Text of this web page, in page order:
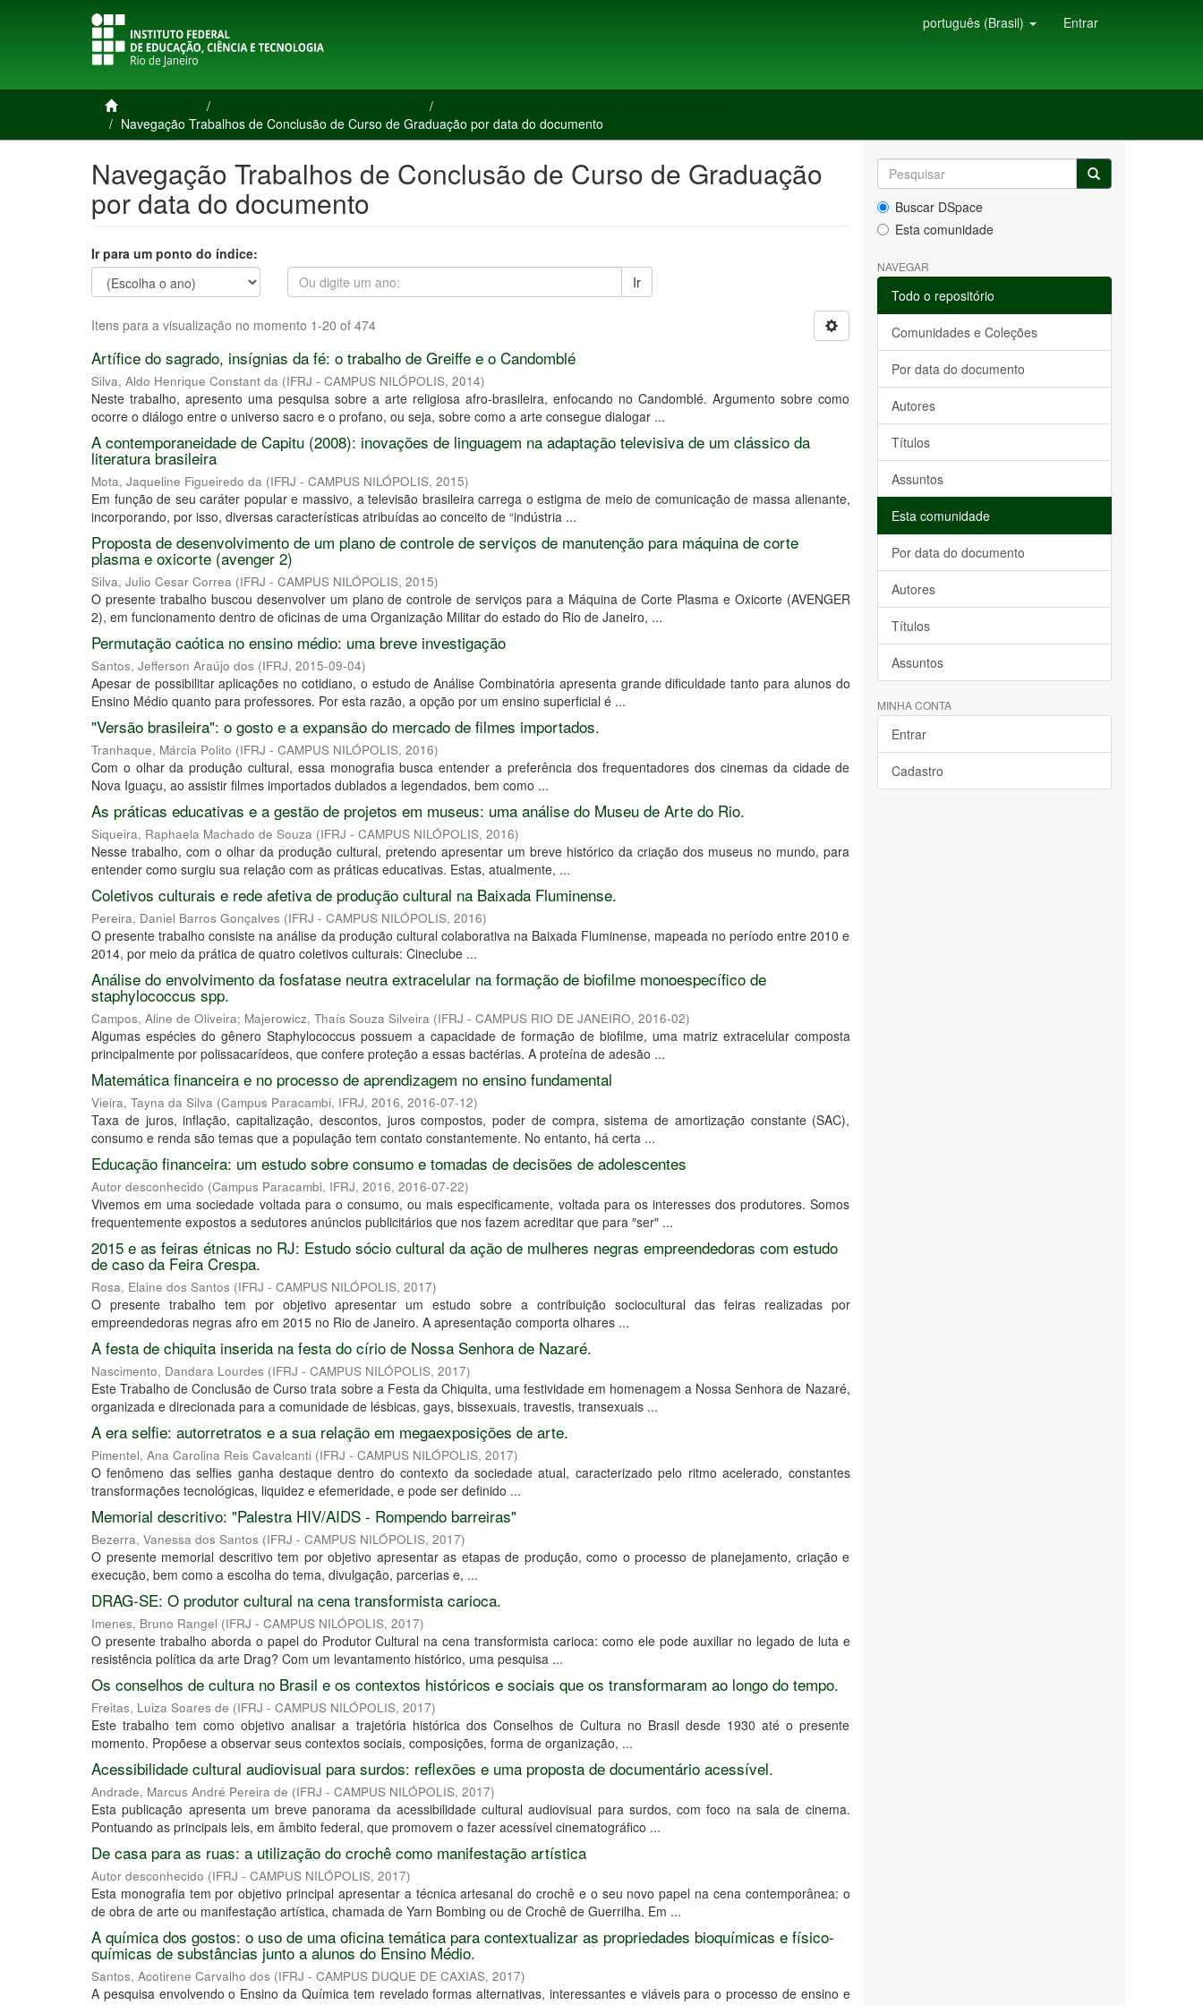
português (Brasil) Entrar
Navegação Trabalhos de Conclusão de Curso de Graduação por data do documento
Navegação Trabalhos de Conclusão de Curso de Graduação
por data do documento
Ir para um ponto do índice:
Ir
Itens para a visualização no momento 1-20 of 474
Artífice do sagrado, insígnias da fé: o trabalho de Greiffe e o Candomblé
Silva, Aldo Henrique Constant da (IFRJ - CAMPUS NILÓPOLIS, 2014)
Neste trabalho, apresento uma pesquisa sobre a arte religiosa afro-brasileira, enfocando no Candomblé. Argumento sobre como
ocorre o diálogo entre o universo sacro e o profano, ou seja, sobre como a arte consegue dialogar ...
A contemporaneidade de Capitu (2008): inovações de linguagem na adaptação televisiva de um clássico da
literatura brasileira
Mota, Jaqueline Figueiredo da (IFRJ - CAMPUS NILÓPOLIS, 2015)
Em função de seu caráter popular e massivo, a televisão brasileira carrega o estigma de meio de comunicação de massa alienante,
incorporando, por isso, diversas características atribuídas ao conceito de “indústria ...
Proposta de desenvolvimento de um plano de controle de serviços de manutenção para máquina de corte
plasma e oxicorte (avenger 2)
Silva, Julio Cesar Correa (IFRJ - CAMPUS NILÓPOLIS, 2015)
O presente trabalho buscou desenvolver um plano de controle de serviços para a Máquina de Corte Plasma e Oxicorte (AVENGER
2), em funcionamento dentro de oficinas de uma Organização Militar do estado do Rio de Janeiro, ...
Permutação caótica no ensino médio: uma breve investigação
Santos, Jefferson Araújo dos (IFRJ, 2015-09-04)
Apesar de possibilitar aplicações no cotidiano, o estudo de Análise Combinatória apresenta grande dificuldade tanto para alunos do
Ensino Médio quanto para professores. Por esta razão, a opção por um ensino superficial é ...
"Versão brasileira": o gosto e a expansão do mercado de filmes importados.
Tranhaque, Márcia Polito (IFRJ - CAMPUS NILÓPOLIS, 2016)
Com o olhar da produção cultural, essa monografia busca entender a preferência dos frequentadores dos cinemas da cidade de
Nova Iguaçu, ao assistir filmes importados dublados a legendados, bem como ...
As práticas educativas e a gestão de projetos em museus: uma análise do Museu de Arte do Rio.
Siqueira, Raphaela Machado de Souza (IFRJ - CAMPUS NILÓPOLIS, 2016)
Nesse trabalho, com o olhar da produção cultural, pretendo apresentar um breve histórico da criação dos museus no mundo, para
entender como surgiu sua relação com as práticas educativas. Estas, atualmente, ...
Coletivos culturais e rede afetiva de produção cultural na Baixada Fluminense.
Pereira, Daniel Barros Gonçalves (IFRJ - CAMPUS NILÓPOLIS, 2016)
O presente trabalho consiste na análise da produção cultural colaborativa na Baixada Fluminense, mapeada no período entre 2010 e
2014, por meio da prática de quatro coletivos culturais: Cineclube ...
Análise do envolvimento da fosfatase neutra extracelular na formação de biofilme monoespecífico de
staphylococcus spp.
Campos, Aline de Oliveira; Majerowicz, Thaís Souza Silveira (IFRJ - CAMPUS RIO DE JANEIRO, 2016-02)
Algumas espécies do gênero Staphylococcus possuem a capacidade de formação de biofilme, uma matriz extracelular composta
principalmente por polissacarídeos, que confere proteção a essas bactérias. A proteína de adesão ...
Matemática financeira e no processo de aprendizagem no ensino fundamental
Vieira, Tayna da Silva (Campus Paracambi, IFRJ, 2016, 2016-07-12)
Taxa de juros, inflação, capitalização, descontos, juros compostos, poder de compra, sistema de amortização constante (SAC),
consumo e renda são temas que a população tem contato constantemente. No entanto, há certa ...
Educação financeira: um estudo sobre consumo e tomadas de decisões de adolescentes
Autor desconhecido (Campus Paracambi, IFRJ, 2016, 2016-07-22)
Vivemos em uma sociedade voltada para o consumo, ou mais especificamente, voltada para os interesses dos produtores. Somos
frequentemente expostos a sedutores anúncios publicitários que nos fazem acreditar que para ″ser″ ...
2015 e as feiras étnicas no RJ: Estudo sócio cultural da ação de mulheres negras empreendedoras com estudo
de caso da Feira Crespa.
Rosa, Elaine dos Santos (IFRJ - CAMPUS NILÓPOLIS, 2017)
O presente trabalho tem por objetivo apresentar um estudo sobre a contribuição sociocultural das feiras realizadas por
empreendedoras negras afro em 2015 no Rio de Janeiro. A apresentação comporta olhares ...
A festa de chiquita inserida na festa do círio de Nossa Senhora de Nazaré.
Nascimento, Dandara Lourdes (IFRJ - CAMPUS NILÓPOLIS, 2017)
Este Trabalho de Conclusão de Curso trata sobre a Festa da Chiquita, uma festividade em homenagem a Nossa Senhora de Nazaré,
organizada e direcionada para a comunidade de lésbicas, gays, bissexuais, travestis, transexuais ...
A era selfie: autorretratos e a sua relação em megaexposições de arte.
Pimentel, Ana Carolina Reis Cavalcanti (IFRJ - CAMPUS NILÓPOLIS, 2017)
O fenômeno das selfies ganha destaque dentro do contexto da sociedade atual, caracterizado pelo ritmo acelerado, constantes
transformações tecnológicas, liquidez e efemeridade, e pode ser definido ...
Memorial descritivo: "Palestra HIV/AIDS - Rompendo barreiras"
Bezerra, Vanessa dos Santos (IFRJ - CAMPUS NILÓPOLIS, 2017)
O presente memorial descritivo tem por objetivo apresentar as etapas de produção, como o processo de planejamento, criação e
execução, bem como a escolha do tema, divulgação, parcerias e, ...
DRAG-SE: O produtor cultural na cena transformista carioca.
Imenes, Bruno Rangel (IFRJ - CAMPUS NILÓPOLIS, 2017)
O presente trabalho aborda o papel do Produtor Cultural na cena transformista carioca: como ele pode auxiliar no legado de luta e
resistência política da arte Drag? Com um levantamento histórico, uma pesquisa ...
Os conselhos de cultura no Brasil e os contextos históricos e sociais que os transformaram ao longo do tempo.
Freitas, Luiza Soares de (IFRJ - CAMPUS NILÓPOLIS, 2017)
Este trabalho tem como objetivo analisar a trajetória histórica dos Conselhos de Cultura no Brasil desde 1930 até o presente
momento. Propõe­se a observar seus contextos sociais, composições, forma de organização, ...
Acessibilidade cultural audiovisual para surdos: reflexões e uma proposta de documentário acessível.
Andrade, Marcus André Pereira de (IFRJ - CAMPUS NILÓPOLIS, 2017)
Esta publicação apresenta um breve panorama da acessibilidade cultural audiovisual para surdos, com foco na sala de cinema.
Pontuando as principais leis, em âmbito federal, que promovem o fazer acessível cinematográfico ...
De casa para as ruas: a utilização do crochê como manifestação artística
Autor desconhecido (IFRJ - CAMPUS NILÓPOLIS, 2017)
Esta monografia tem por objetivo principal apresentar a técnica artesanal do crochê e o seu novo papel na cena contemporânea: o
de obra de arte ou manifestação artística, chamada de Yarn Bombing ou de Crochê de Guerrilha. Em ...
A química dos gostos: o uso de uma oficina temática para contextualizar as propriedades bioquímicas e físico-
químicas de substâncias junto a alunos do Ensino Médio.
Santos, Acotirene Carvalho dos (IFRJ - CAMPUS DUQUE DE CAXIAS, 2017)
A pesquisa envolvendo o Ensino da Química tem revelado formas alternativas, interessantes e viáveis para o processo de ensino e
Buscar DSpace
Esta comunidade
NAVEGAR
Todo o repositório
Comunidades e Coleções
Por data do documento
Autores
Títulos
Assuntos
Esta comunidade
Por data do documento
Autores
Títulos
Assuntos
MINHA CONTA
Entrar
Cadastro